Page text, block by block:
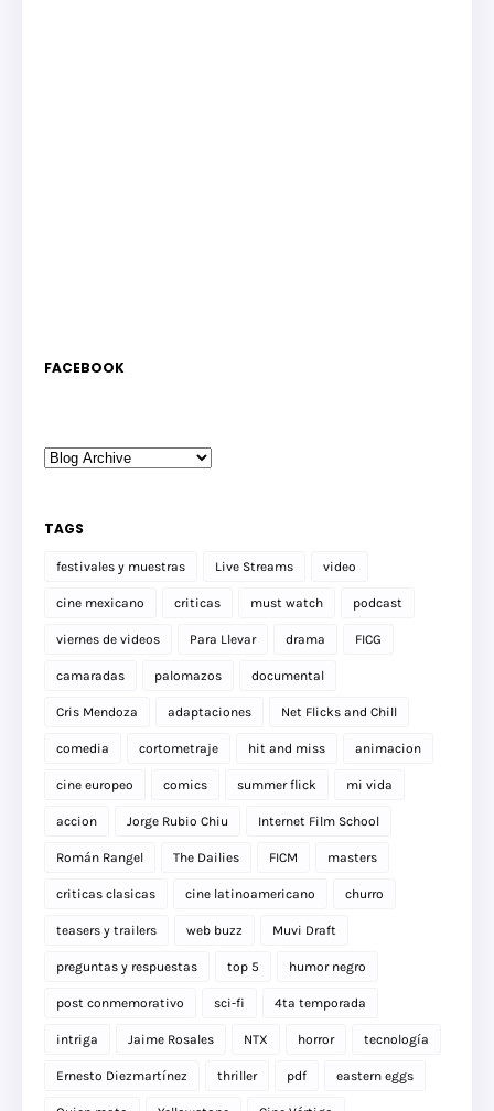
FACEBOOK
TAGS
festivales y muestras Live Streams video
cine mexicano criticas must watch podcast
viernes de videos Para Llevar drama FICG
camaradas palomazos documental
Cris Mendoza adaptaciones Net Flicks and Chill
comedia cortometraje hit and miss animacion
cine europeo comics summer flick mi vida
accion Jorge Rubio Chiu Internet Film School
Román Rangel The Dailies FICM masters
criticas clasicas cine latinoamericano churro
teasers y trailers web buzz Muvi Draft
preguntas y respuestas top 5 humor negro
post conmemorativo sci-fi 4ta temporada
intriga Jaime Rosales NTX horror tecnología
Ernesto Diezmartínez thriller pdf eastern eggs